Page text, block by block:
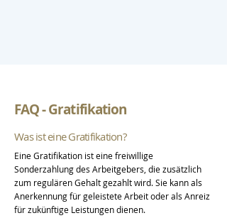
FAQ - Gratifikation
Was ist eine Gratifikation?
Eine Gratifikation ist eine freiwillige
Sonderzahlung des Arbeitgebers, die zusätzlich
zum regulären Gehalt gezahlt wird. Sie kann als
Anerkennung für geleistete Arbeit oder als Anreiz
für zukünftige Leistungen dienen.